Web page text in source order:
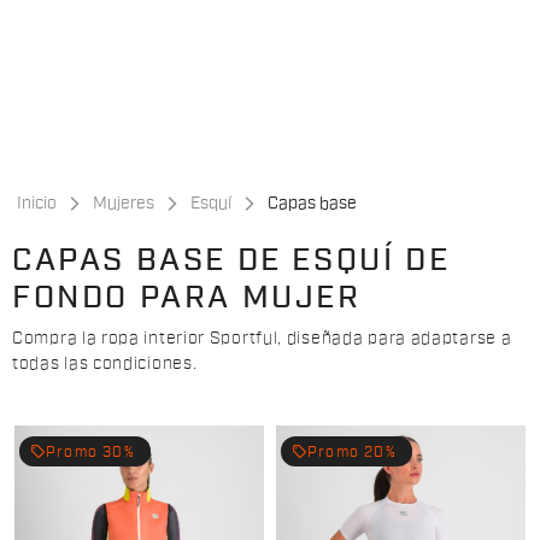
Inicio Mujeres Esquí Capas base
CAPAS BASE DE ESQUÍ DE
FONDO PARA MUJER
Compra la ropa interior Sportful, diseñada para adaptarse a
todas las condiciones.
local_offer Promo 30% local_offer Promo 20%